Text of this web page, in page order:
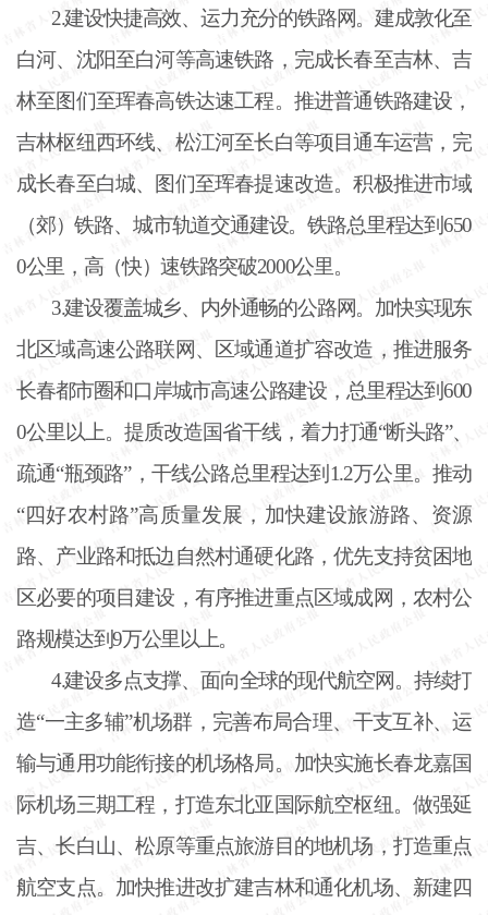
2.建设快捷高效、运力充分的铁路网。建成敦化至
白河、沈阳至白河等高速铁路，完成长春至吉林、吉
林至图们至珲春高铁达速工程。推进普通铁路建设，
吉林枢纽西环线、松江河至长白等项目通车运营，完
成长春至白城、图们至珲春提速改造。积极推进市域
（郊）铁路、城市轨道交通建设。铁路总里程达到650
0公里，高（快）速铁路突破2000公里。
3.建设覆盖城乡、内外通畅的公路网。加快实现东
北区域高速公路联网、区域通道扩容改造，推进服务
长春都市圈和口岸城市高速公路建设，总里程达到600
0公里以上。提质改造国省干线，着力打通“断头路”、
疏通“瓶颈路”，干线公路总里程达到1.2万公里。推动
“四好农村路”高质量发展，加快建设旅游路、资源
路、产业路和抵边自然村通硬化路，优先支持贫困地
区必要的项目建设，有序推进重点区域成网，农村公
路规模达到9万公里以上。
4.建设多点支撑、面向全球的现代航空网。持续打
造“一主多辅”机场群，完善布局合理、干支互补、运
输与通用功能衔接的机场格局。加快实施长春龙嘉国
际机场三期工程，打造东北亚国际航空枢纽。做强延
吉、长白山、松原等重点旅游目的地机场，打造重点
航空支点。加快推进改扩建吉林和通化机场、新建四